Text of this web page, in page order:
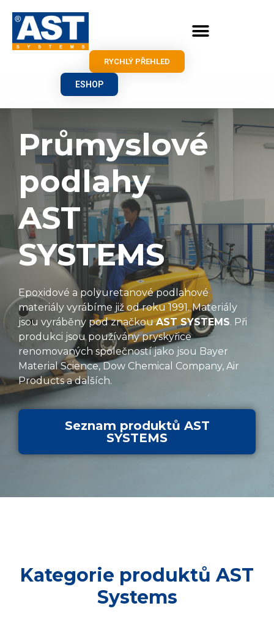
RYCHLÝ PŘEHLED
ESHOP
Průmyslové
podlahy
AST
SYSTEMS
Epoxidové a polyuretanové podlahové
materiály vyrábíme již od roku 1991. Materiály
jsou vyráběny pod značkouAST SYSTEMS. Při
produkci jsou používány pryskyřice
renomovaných společností jako jsou Bayer
Material Science, Dow Chemical Company, Air
Products a dalších.
Seznam produktů AST
SYSTEMS
Kategorie produktů AST
Systems